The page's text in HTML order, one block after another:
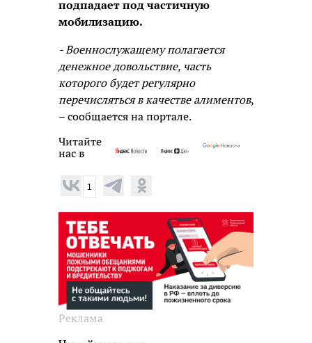
подпадает под частичную
мобилизацию.
- Военнослужащему полагается
денежное довольствие, часть
которого будет регулярно
перечисляться в качестве алиментов,
– сообщается на портале.
Читайте
нас в
1
Реклама